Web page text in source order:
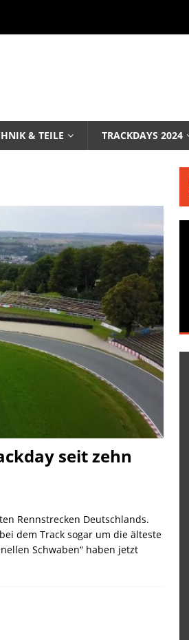
& TEILE TRACKDAYS 2024
seit zehn
Rennstrecken Deutschlands.
dem Track sogar um die älteste
Schwaben“ haben jetzt